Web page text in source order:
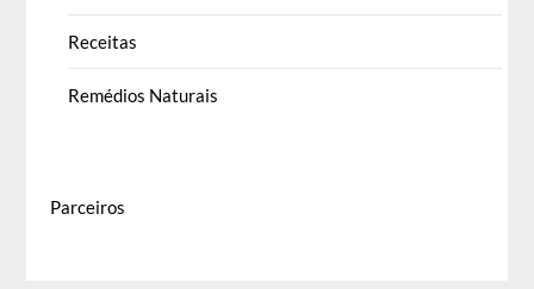
Receitas
Remédios Naturais
Parceiros